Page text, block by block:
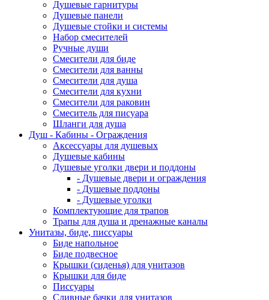
Душевые гарнитуры
Душевые панели
Душевые стойки и системы
Набор смесителей
Ручные души
Смесители для биде
Смесители для ванны
Смесители для душа
Смесители для кухни
Смесители для раковин
Смеситель для писуара
Шланги для душа
Душ - Кабины - Ограждения
Аксессуары для душевых
Душевые кабины
Душевые уголки двери и поддоны
- Душевые двери и ограждения
- Душевые поддоны
- Душевые уголки
Комплектующие для трапов
Трапы для душа и дренажные каналы
Унитазы, биде, писсуары
Биде напольное
Биде подвесное
Крышки (сиденья) для унитазов
Крышки для биде
Писсуары
Сливные бачки для унитазов